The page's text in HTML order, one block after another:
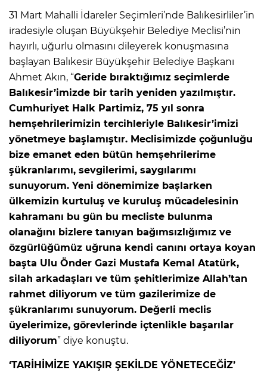
31 Mart Mahalli İdareler Seçimleri’nde Balıkesirliler’in
iradesiyle oluşan Büyükşehir Belediye Meclisi’nin
hayırlı, uğurlu olmasını dileyerek konuşmasına
başlayan Balıkesir Büyükşehir Belediye Başkanı
Ahmet Akın, “Geride bıraktığımız seçimlerde
Balıkesir’imizde bir tarih yeniden yazılmıştır.
Cumhuriyet Halk Partimiz, 75 yıl sonra
hemşehrilerimizin tercihleriyle Balıkesir’imizi
yönetmeye başlamıştır. Meclisimizde çoğunluğu
bize emanet eden bütün hemşehrilerime
şükranlarımı, sevgilerimi, saygılarımı
sunuyorum. Yeni dönemimize başlarken
ülkemizin kurtuluş ve kuruluş mücadelesinin
kahramanı bu gün bu mecliste bulunma
olanağını bizlere tanıyan bağımsızlığımız ve
özgürlüğümüz uğruna kendi canını ortaya koyan
başta Ulu Önder Gazi Mustafa Kemal Atatürk,
silah arkadaşları ve tüm şehitlerimize Allah’tan
rahmet diliyorum ve tüm gazilerimize de
şükranlarımı sunuyorum. Değerli meclis
üyelerimize, görevlerinde içtenlikle başarılar
diliyorum” diye konuştu.
‘TARİHİMİZE YAKIŞIR ŞEKİLDE YÖNETECEĞİZ’